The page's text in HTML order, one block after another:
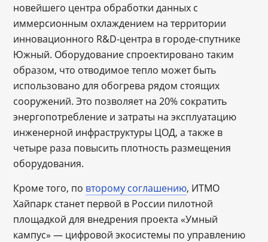
новейшего центра обработки данных с
иммерсионным охлаждением на территории
инновационного R&D-центра в городе-спутнике
Южный. Оборудование спроектировано таким
образом, что отводимое тепло может быть
использовано для обогрева рядом стоящих
сооружений. Это позволяет на 20% сократить
энергопотребление и затраты на эксплуатацию
инженерной инфраструктуры ЦОД, а также в
четыре раза повысить плотность размещения
оборудования.
Кроме того, по второму соглашению, ИТМО
Хайпарк станет первой в России пилотной
площадкой для внедрения проекта «Умный
кампус» — цифровой экосистемы по управлению